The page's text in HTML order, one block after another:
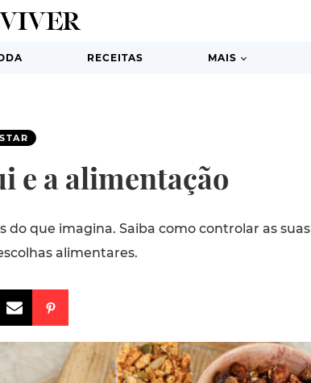
RECEITAS MAIS
e a alimentação
do que imagina. Saiba como controlar as suas
alimentares.